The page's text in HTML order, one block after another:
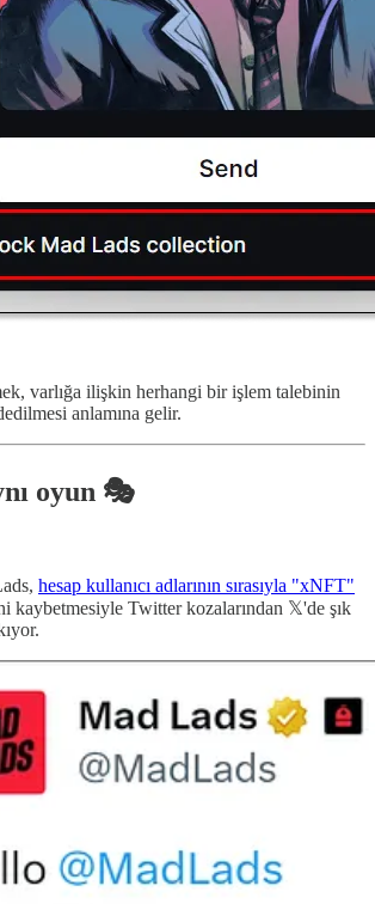
varlığa ilişkin herhangi bir işlem talebinin
anlamına gelir.
oyun 🎭
hesap kullanıcı adlarının sırasıyla "xNFT"
kaybetmesiyle Twitter kozalarından 𝕏'de şık